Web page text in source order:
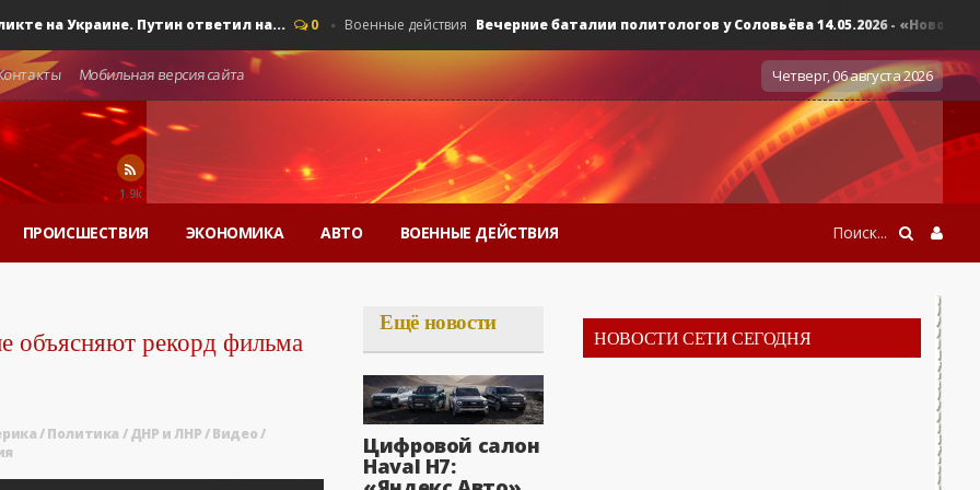
Украине. Путин ответил на... 0 Военные действия Вечерние баталии политологов у Соловьёва 14.05.2026 - «Новости»...
Четверг, 06 августа 2026
Мобильная версия сайта
1.9k
ПРОИСШЕСТВИЯ ЭКОНОМИКА АВТО ВОЕННЫЕ ДЕЙСТВИЯ
объясняют рекорд фильма
/Политика /ДНР и ЛНР/Видео/
Ещё новости
Цифровой салон
Haval H7:
НОВОСТИ СЕТИ СЕГОДНЯ